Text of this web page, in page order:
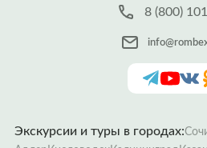
8 (800)
Экскурсии и туры в городах: